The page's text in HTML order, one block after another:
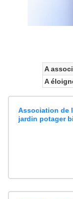
A
A
Association de
jardin potager